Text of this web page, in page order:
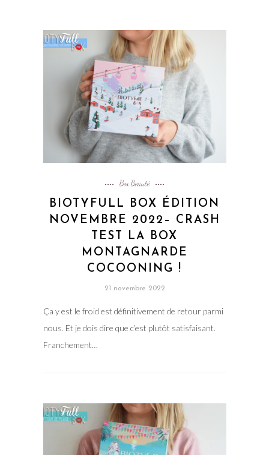
Box Beauté
BIOTYFULL BOX ÉDITION
NOVEMBRE 2022– CRASH
TEST LA BOX
MONTAGNARDE
COCOONING !
21 novembre 2022
Ça y est le froid est définitivement de retour parmi
nous. Et je dois dire que c’est plutôt satisfaisant.
Franchement…